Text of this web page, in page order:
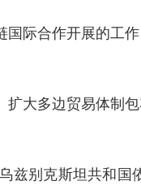
合作开展的工
多边贸易体制
别克斯坦共和国